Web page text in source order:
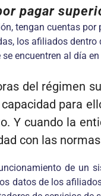
pagar
tengan cuentas
los afiliados
encuentren al día
del régimen
para
Y cuando la
con las
de un
datos de los